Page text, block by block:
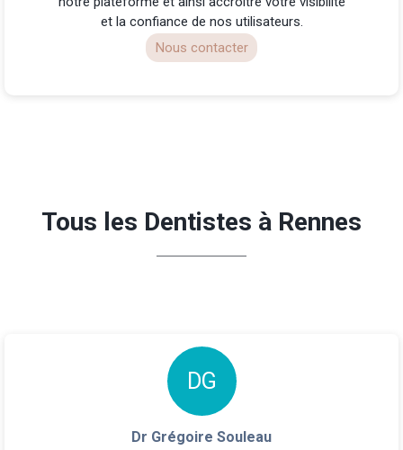
et la confiance de nos utilisateurs.
Nous contacter
Tous les Dentistes à Rennes
DG
Dr Grégoire Souleau